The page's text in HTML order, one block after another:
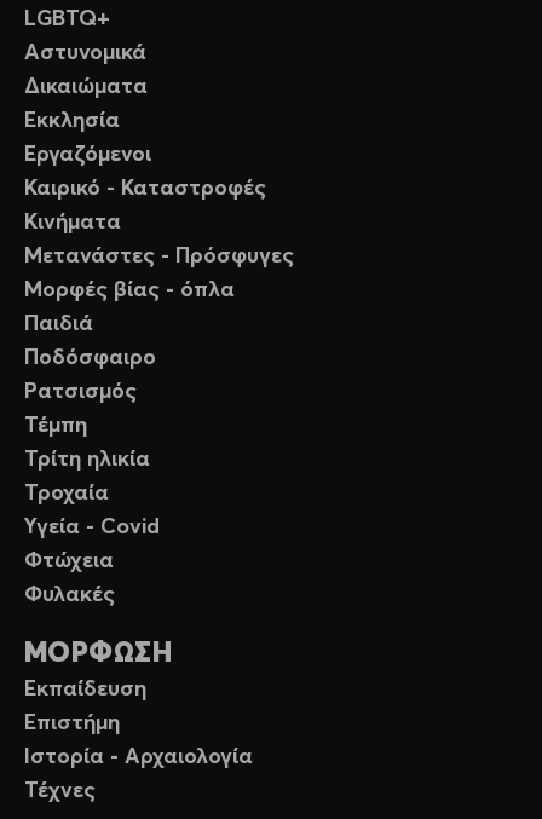
LGBTQ+
Αστυνομικά
Δικαιώματα
Εκκλησία
Εργαζόμενοι
Καιρικό - Καταστροφές
Κινήματα
Μετανάστες - Πρόσφυγες
Μορφές βίας - όπλα
Παιδιά
Ποδόσφαιρο
Ρατσισμός
Τέμπη
Τρίτη ηλικία
Τροχαία
Υγεία - Covid
Φτώχεια
Φυλακές
ΜΟΡΦΩΣΗ
Εκπαίδευση
Επιστήμη
Ιστορία - Αρχαιολογία
Τέχνες